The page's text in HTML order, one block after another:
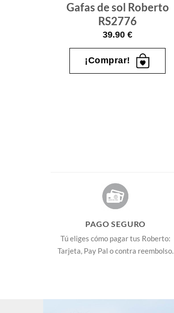
Gafas de sol Roberto
RS2776
39.90 €
¡Comprar!
PAGO SEGURO
Tú eliges cómo pagar tus Roberto:
Tarjeta, Pay Pal o contra reembolso.